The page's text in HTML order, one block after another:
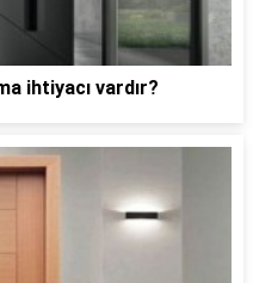
ihtiyacı vardır?